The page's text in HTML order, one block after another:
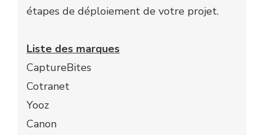
étapes de déploiement de votre projet.
Liste des marques
CaptureBites​
Cotranet
Yooz ​
Canon​